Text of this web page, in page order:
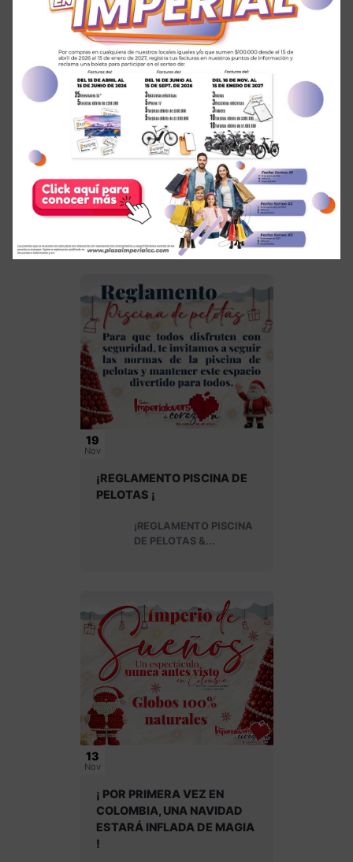
12
Feb
¡ GANADORES DE NUESTRO
SORTEO EN IMPERIAL
SIMEPRE GANAS 3 !
19
Nov
¡REGLAMENTO PISCINA DE
PELOTAS ¡
¡REGLAMENTO PISCINA
DE PELOTAS &...
13
Nov
¡ POR PRIMERA VEZ EN
COLOMBIA, UNA NAVIDAD
ESTARÁ INFLADA DE MAGIA
!